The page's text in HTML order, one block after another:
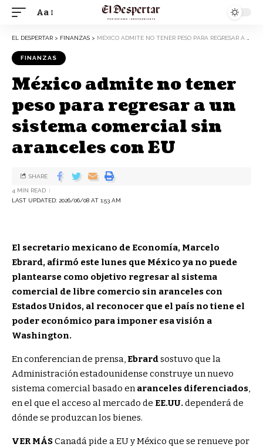
Aa
EL DESPERTAR > FINANZAS > MÉXICO ADMITE NO TENER PESO PARA REGRESAR A UN SISTEMA COMERCIAL SIN ARANCELES CON EU
FINANZAS
México admite no tener
peso para regresar a un
sistema comercial sin
aranceles con EU
LAST UPDATED: 2026/06/08 AT 1:53 AM
4 MIN READ
SHARE
El secretario mexicano de Economía, Marcelo
Ebrard, afirmó este lunes que México ya no puede
plantearse como objetivo regresar al sistema
comercial de libre comercio sin aranceles con
Estados Unidos, al reconocer que el país no tiene el
poder económico para imponer esa visión a
Washington.
En conferencian de prensa, Ebrardsostuvo que la
Administración estadounidense construye un nuevo
sistema comercial basado enaranceles diferenciados,
en el que el acceso al mercado de EE.UU. dependerá de
dónde se produzcan los bienes.
VER MÁSCanadá pide a EU y México que se renueve por